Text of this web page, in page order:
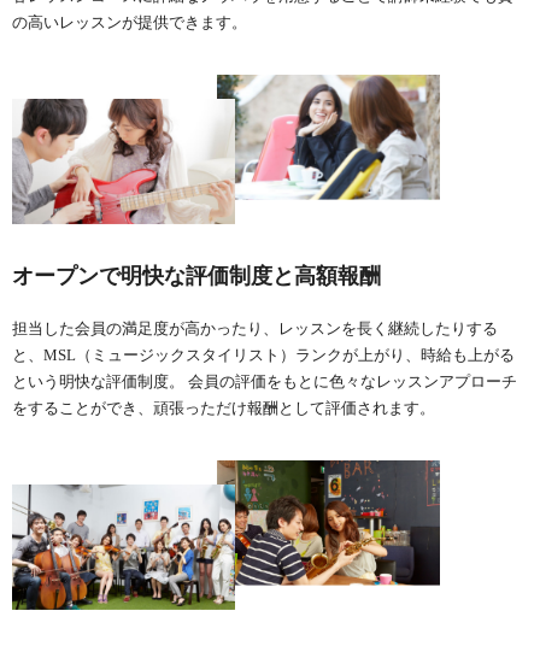
の高いレッスンが提供できます。
オープンで明快な評価制度と高額報酬
担当した会員の満足度が高かったり、レッスンを長く継続したりする
と、MSL（ミュージックスタイリスト）ランクが上がり、時給も上がる
という明快な評価制度。 会員の評価をもとに色々なレッスンアプローチ
をすることができ、頑張っただけ報酬として評価されます。